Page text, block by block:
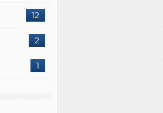
12
2
1